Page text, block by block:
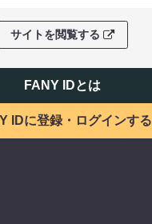
サイトを閲覧する
FANY IDとは
IDに登録・ログインする